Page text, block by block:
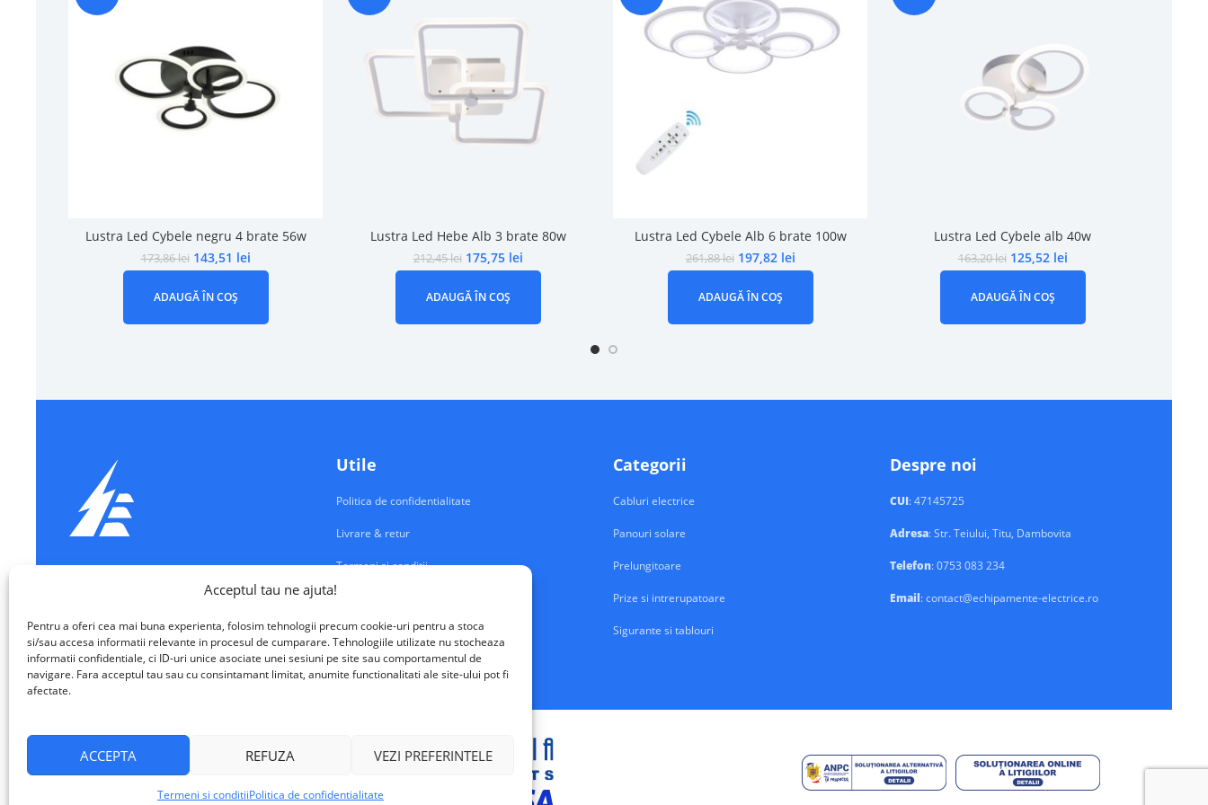
Acceptul tau ne ajuta!
Pentru a oferi cea mai buna experienta, folosim tehnologii precum cookie-uri pentru a stoca
si/sau accesa informatii relevante in procesul de cumparare. Tehnologiile utilizate nu stocheaza
informatii confidentiale, ci ID-uri unice asociate unei sesiuni pe site sau comportamentul de
navigare. Fara acceptul tau sau cu consintamant limitat, anumite functionalitati ale site-ului pot fi
afectate.
ACCEPTA REFUZA VEZI PREFERINTELE
Termeni si conditiiPolitica de confidentialitate
Lustra Led Cybele negru 4 brate 56w
173,86lei 143,51 lei
ADAUGĂ ÎN COȘ
Lustra Led Hebe Alb 3 brate 80w
212,45lei 175,75 lei
ADAUGĂ ÎN COȘ
Lustra Led Cybele Alb 6 brate 100w
261,88lei 197,82 lei
ADAUGĂ ÎN COȘ
Lustra Led Cybele alb 40w
163,20lei 125,52 lei
ADAUGĂ ÎN COȘ
Echipamente Electrice
Utile
Politica de confidentialitate
Livrare & retur
Termeni si conditii
Contul meu
Contact
Categorii
Cabluri electrice
Panouri solare
Prelungitoare
Prize si intrerupatoare
Sigurante si tablouri
Despre noi
CUI: 47145725
Adresa: Str. Teiului, Titu, Dambovita
Telefon: 0753 083 234
Email: contact@echipamente-electrice.ro
VALM Electrical Solutions © 2026